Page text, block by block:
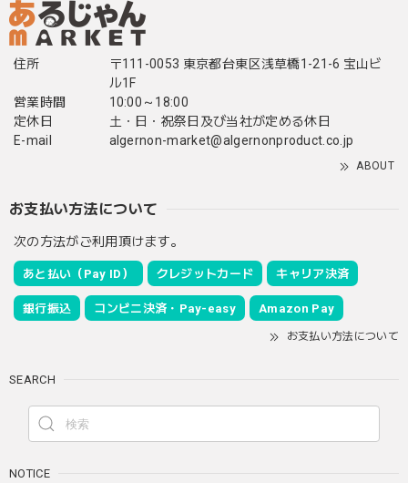
住所
〒111-0053 東京都台東区浅草橋1-21-6 宝山ビ
ル1F
営業時間
10:00～18:00
定休日
土・日・祝祭日及び当社が定める休日
E-mail
algernon-market@algernonproduct.co.jp
ABOUT
お支払い方法について
次の方法がご利用頂けます。
あと払い（Pay ID） クレジットカード キャリア決済
銀行振込 コンビニ決済・Pay-easy Amazon Pay
お支払い方法について
SEARCH
NOTICE